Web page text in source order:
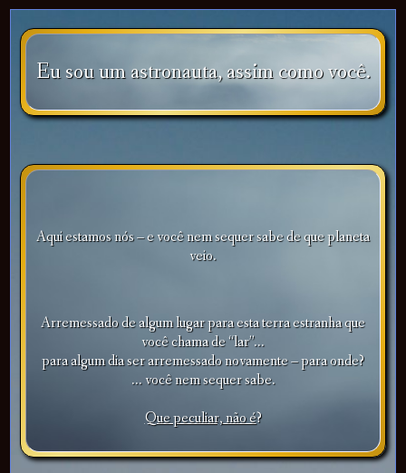
Eu sou um astronauta, assim como você.
Aqui estamos nós – e você nem sequer sabe de que planeta
veio.
Arremessado de algum lugar para esta terra estranha que
você chama de “lar”...
para algum dia ser arremessado novamente – para onde?
... você nem sequer sabe.
Que peculiar, não é?